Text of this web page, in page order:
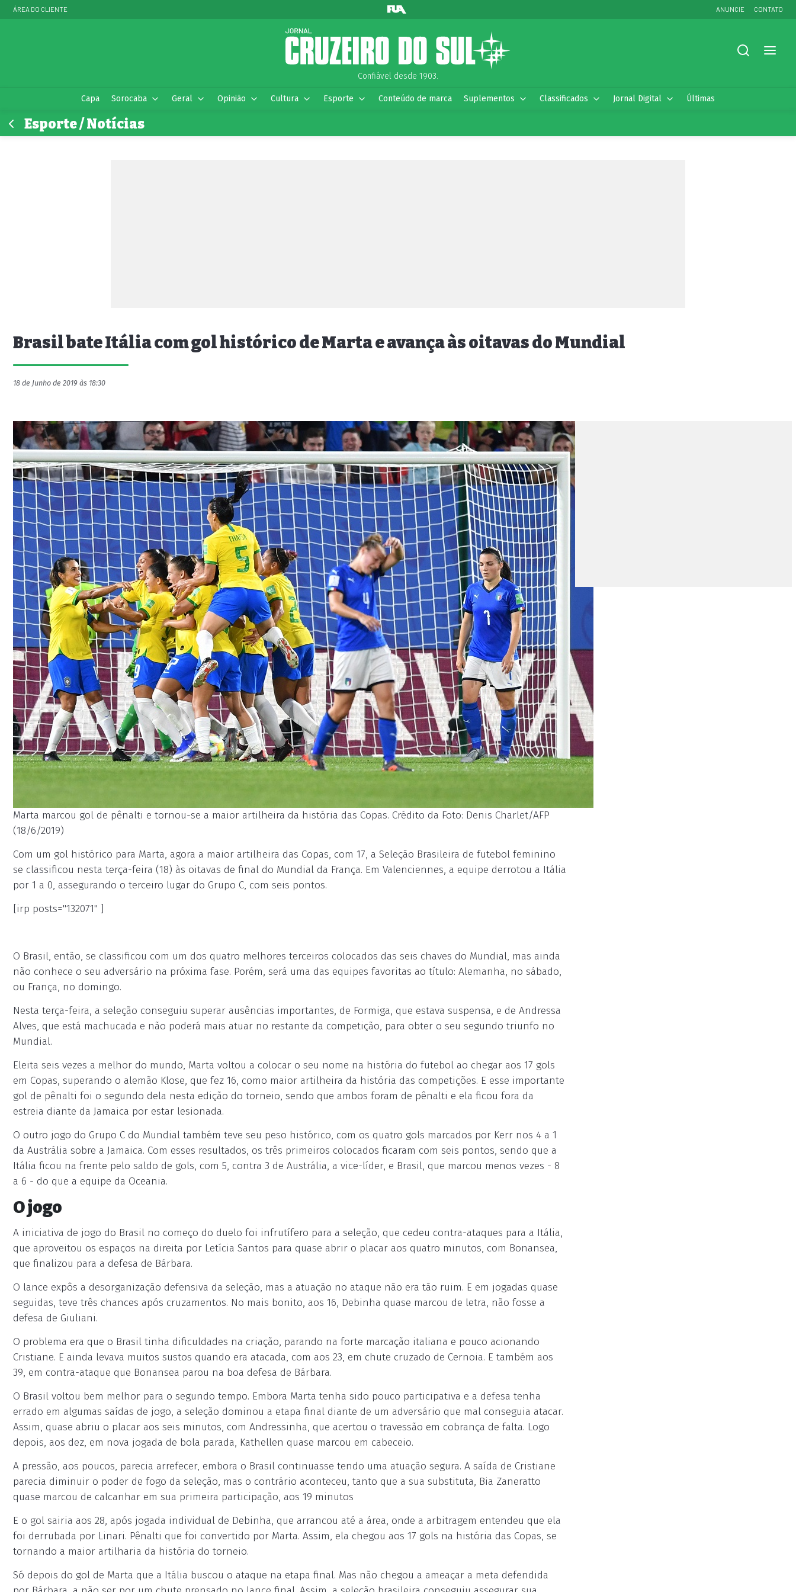
ÁREA DO CLIENTE ANUNCIE CONTATO
Confiável desde 1903.
Capa Sorocaba Geral Opinião Cultura Esporte Conteúdo de marca Suplementos Classificados Jornal Digital Últimas
Esporte / Notícias
Brasil bate Itália com gol histórico de Marta e avança às oitavas do Mundial
18 de Junho de 2019 às 18:30
Marta marcou gol de pênalti e tornou-se a maior artilheira da história das Copas. Crédito da Foto: Denis Charlet/AFP
(18/6/2019)
Com um gol histórico para Marta, agora a maior artilheira das Copas, com 17, a Seleção Brasileira de futebol feminino
se classificou nesta terça-feira (18) às oitavas de final do Mundial da França. Em Valenciennes, a equipe derrotou a Itália
por 1 a 0, assegurando o terceiro lugar do Grupo C, com seis pontos.
[irp posts="132071" ]
O Brasil, então, se classificou com um dos quatro melhores terceiros colocados das seis chaves do Mundial, mas ainda
não conhece o seu adversário na próxima fase. Porém, será uma das equipes favoritas ao título: Alemanha, no sábado,
ou França, no domingo.
Nesta terça-feira, a seleção conseguiu superar ausências importantes, de Formiga, que estava suspensa, e de Andressa
Alves, que está machucada e não poderá mais atuar no restante da competição, para obter o seu segundo triunfo no
Mundial.
Eleita seis vezes a melhor do mundo, Marta voltou a colocar o seu nome na história do futebol ao chegar aos 17 gols
em Copas, superando o alemão Klose, que fez 16, como maior artilheira da história das competições. E esse importante
gol de pênalti foi o segundo dela nesta edição do torneio, sendo que ambos foram de pênalti e ela ficou fora da
estreia diante da Jamaica por estar lesionada.
O outro jogo do Grupo C do Mundial também teve seu peso histórico, com os quatro gols marcados por Kerr nos 4 a 1
da Austrália sobre a Jamaica. Com esses resultados, os três primeiros colocados ficaram com seis pontos, sendo que a
Itália ficou na frente pelo saldo de gols, com 5, contra 3 de Austrália, a vice-líder, e Brasil, que marcou menos vezes - 8
a 6 - do que a equipe da Oceania.
O jogo
A iniciativa de jogo do Brasil no começo do duelo foi infrutífero para a seleção, que cedeu contra-ataques para a Itália,
que aproveitou os espaços na direita por Letícia Santos para quase abrir o placar aos quatro minutos, com Bonansea,
que finalizou para a defesa de Bárbara.
O lance expôs a desorganização defensiva da seleção, mas a atuação no ataque não era tão ruim. E em jogadas quase
seguidas, teve três chances após cruzamentos. No mais bonito, aos 16, Debinha quase marcou de letra, não fosse a
defesa de Giuliani.
O problema era que o Brasil tinha dificuldades na criação, parando na forte marcação italiana e pouco acionando
Cristiane. E ainda levava muitos sustos quando era atacada, com aos 23, em chute cruzado de Cernoia. E também aos
39, em contra-ataque que Bonansea parou na boa defesa de Bárbara.
O Brasil voltou bem melhor para o segundo tempo. Embora Marta tenha sido pouco participativa e a defesa tenha
errado em algumas saídas de jogo, a seleção dominou a etapa final diante de um adversário que mal conseguia atacar.
Assim, quase abriu o placar aos seis minutos, com Andressinha, que acertou o travessão em cobrança de falta. Logo
depois, aos dez, em nova jogada de bola parada, Kathellen quase marcou em cabeceio.
A pressão, aos poucos, parecia arrefecer, embora o Brasil continuasse tendo uma atuação segura. A saída de Cristiane
parecia diminuir o poder de fogo da seleção, mas o contrário aconteceu, tanto que a sua substituta, Bia Zaneratto
quase marcou de calcanhar em sua primeira participação, aos 19 minutos
E o gol sairia aos 28, após jogada individual de Debinha, que arrancou até a área, onde a arbitragem entendeu que ela
foi derrubada por Linari. Pênalti que foi convertido por Marta. Assim, ela chegou aos 17 gols na história das Copas, se
tornando a maior artilharia da história do torneio.
Só depois do gol de Marta que a Itália buscou o ataque na etapa final. Mas não chegou a ameaçar a meta defendida